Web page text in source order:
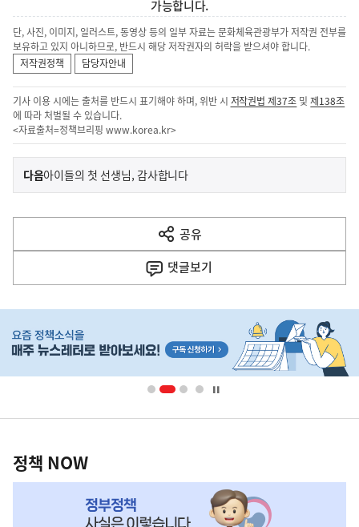
가능합니다.
단, 사진, 이미지, 일러스트, 동영상 등의 일부 자료는 문화체육관광부가 저작권 전부를
보유하고 있지 아니하므로, 반드시 해당 저작권자의 허락을 받으셔야 합니다.
저작권정책
담당자안내
기사 이용 시에는 출처를 반드시 표기해야 하며, 위반 시 저작권법 제37조 및제138조
에 따라 처벌될 수 있습니다.
<자료출처=정책브리핑 www.korea.kr>
이
전
다
음
다음기
사
아이들의 첫 선생님, 감사합니다
공유
열
기
댓글보기
단
영
책
NOW,
정책 NOW